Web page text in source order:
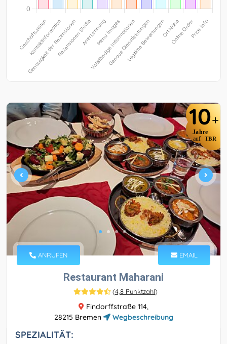
10+
Jahre
auf TBR
ANRUFEN EMAIL
Restaurant Maharani
(4,8 Punktzahl)
Findorffstraße 114,
28215 Bremen
Wegbeschreibung
SPEZIALITÄT: